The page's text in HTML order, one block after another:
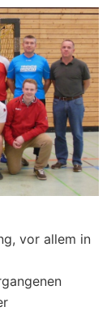
vor allem in